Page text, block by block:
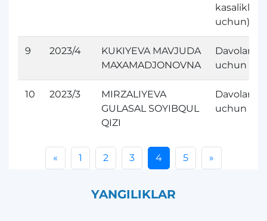
kasaliklari
uchun)
9 2023/4
KUKIYEVA MAVJUDA
MAXAMADJONOVNA
Davolanish
uchun
10 2023/3
MIRZALIYEVA
GULASAL SOYIBQUL
QIZI
Davolanish
uchun
« 1 2 3 4 5 »
YANGILIKLAR